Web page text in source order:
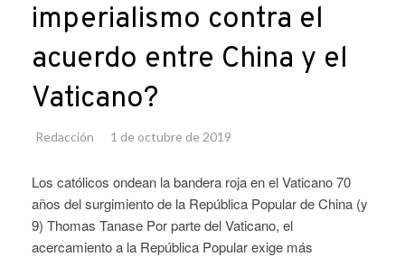
imperialismo contra el
acuerdo entre China y el
Vaticano?
Redacción 1 de octubre de 2019
Los católicos ondean la bandera roja en el Vaticano 70
años del surgimiento de la República Popular de China (y
9) Thomas Tanase Por parte del Vaticano, el
acercamiento a la República Popular exige más